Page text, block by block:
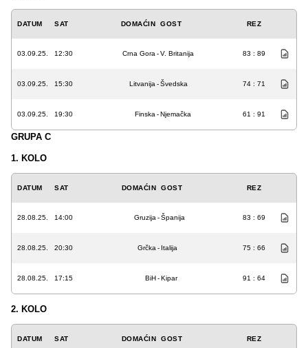
DATUM SAT DOMAĆIN GOST REZ
03.09.25. 12:30 Crna Gora -V. Britanija 83 : 89
03.09.25. 15:30 Litvanija -Švedska 74 : 71
03.09.25. 19:30 Finska -Njemačka 61 : 91
GRUPA C
1. KOLO
DATUM SAT DOMAĆIN GOST REZ
28.08.25. 14:00 Gruzija -Španija 83 : 69
28.08.25. 20:30 Grčka - Italija 75 : 66
28.08.25. 17:15 BiH-Kipar 91 : 64
2. KOLO
DATUM SAT DOMAĆIN GOST REZ